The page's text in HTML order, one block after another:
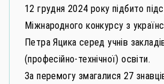
12 грудня 2024 року підбито
Міжнародного конкурсу з
Петра Яцика серед учнів
(професійно-технічної) освіти.
За перемогу змагалися 27